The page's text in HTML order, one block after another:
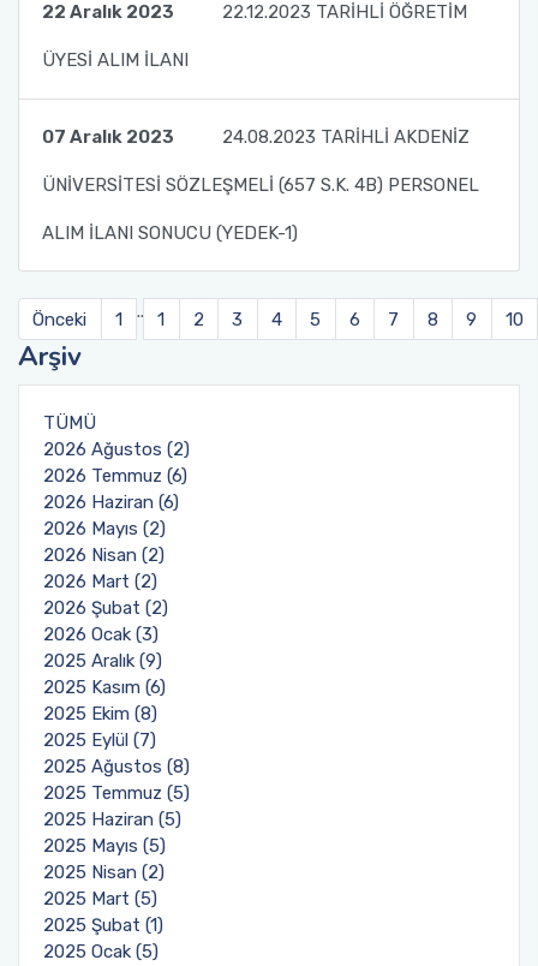
22 Aralık 2023 22.12.2023 TARİHLİ ÖĞRETİM
ÜYESİ ALIM İLANI
07 Aralık 2023 24.08.2023 TARİHLİ AKDENİZ
ÜNİVERSİTESİ SÖZLEŞMELİ (657 S.K. 4B) PERSONEL
ALIM İLANI SONUCU (YEDEK-1)
Önceki 1 .. 1 2 3 4 5 6 7 8 9 10
Arşiv
TÜMÜ
2026 Ağustos (2)
2026 Temmuz (6)
2026 Haziran (6)
2026 Mayıs (2)
2026 Nisan (2)
2026 Mart (2)
2026 Şubat (2)
2026 Ocak (3)
2025 Aralık (9)
2025 Kasım (6)
2025 Ekim (8)
2025 Eylül (7)
2025 Ağustos (8)
2025 Temmuz (5)
2025 Haziran (5)
2025 Mayıs (5)
2025 Nisan (2)
2025 Mart (5)
2025 Şubat (1)
2025 Ocak (5)